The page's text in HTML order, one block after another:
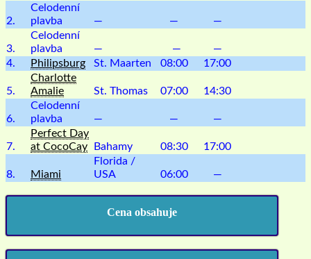
2.
Celodenní
plavba
— — —
3.
Celodenní
plavba
— —
—
4.
Philipsburg St. Maarten 08:00 17:00
5.
Charlotte
Amalie
St. Thomas 07:00 14:30
6.
Celodenní
plavba
— — —
7.
Perfect Day
at CocoCay
Bahamy 08:30 17:00
8. Miami
Florida /
USA
06:00 —
Cena obsahuje